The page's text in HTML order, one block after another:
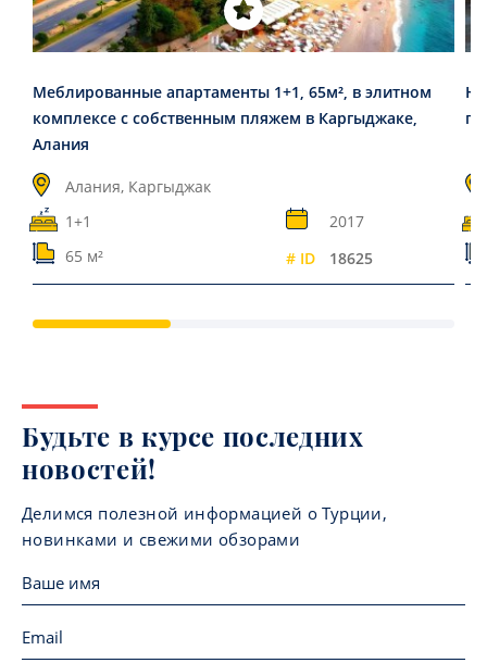
Меблированные апартаменты 1+1, 65м², в элитном
комплексе с собственным пляжем в Каргыджаке,
Алания
Алания, Каргыджак
1+1
2017
65 м²
# ID 18625
Будьте в курсе последних
новостей!
Делимся полезной информацией о Турции,
новинками и свежими обзорами